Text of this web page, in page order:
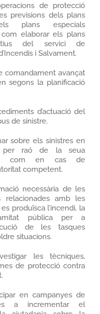
de protecció
previsions dels plans
plans especials
elaborar els plans
del servici de
i Salvament.
comandament avançat
segons la planificació
d’actuació del
de sinistre.
sobre els sinistres en
per raó de la seua
com en cas de
competent.
necessària de les
relacionades amb les
produïsca l’incendi, la
pública per a
de les tasques
situacions.
les tècniques,
de protecció contra
en campanyes de
a incrementar el